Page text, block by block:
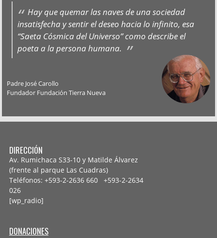
Hay que quemar las naves de una sociedad
insatisfecha y sentir el deseo hacia lo infinito, esa
“Saeta Cósmica del Universo” como describe el
poeta a la persona humana.
Padre José Carollo
Fundador Fundación Tierra Nueva
DIRECCIÓN
Av. Rumichaca S33-10 y Matilde Álvarez
(frente al parque Las Cuadras)
Teléfonos: +593-2-2636 660 +593-2-2634
026
[wp_radio]
DONACIONES